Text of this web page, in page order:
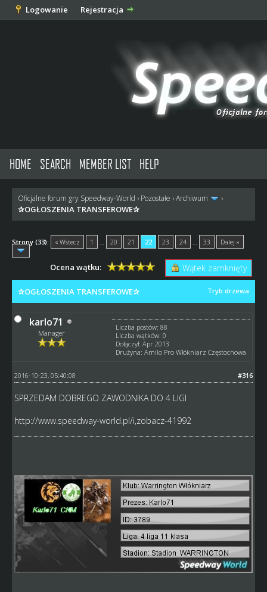
Logowanie Rejestracja
HOME SEARCH MEMBER LIST HELP
Oficjalne forum gry Speedway-World › Pozostałe ›Archiwum ›
✰OGŁOSZENIA TRANSFEROWE✰
Strony (33): « Wstecz 1 20 21 22 23 24 33 Dalej »
Wątek zamknięty
Ocena wątku:
Tryb drzewa
✰OGŁOSZENIA TRANSFEROWE✰
karlo71
Manager
Liczba postów: 88
Liczba wątków: 0
Dołączył: Apr 2013
Drużyna: Amilo Pro Włókniarz Częstochowa
#316
2016-10-23, 05:40:08
SPRZEDAM DOBREGO ZAWODNIKA DO 4 LIGI
http://www.speedway-world.pl/i,zobacz-41992